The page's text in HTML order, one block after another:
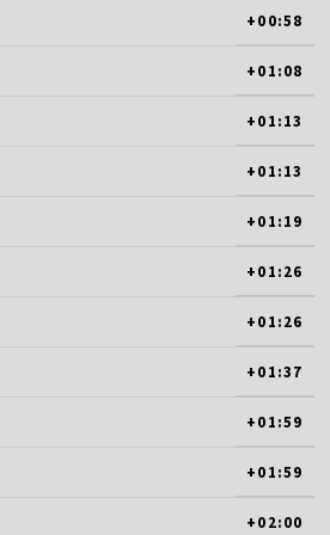
+00:58
+01:08
+01:13
+01:13
+01:19
+01:26
+01:26
+01:37
+01:59
+01:59
+02:00